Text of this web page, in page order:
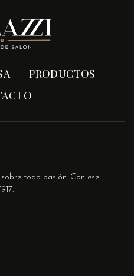
PRODUCTOS
todo pasión. Con ese